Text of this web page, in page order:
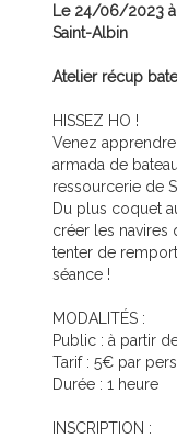
Le 24/06/2023 à
Saint-Albin
Atelier récup
HISSEZ HO !
Venez
armada de
ressourcerie de
Du plus coquet
créer les navires
tenter de
séance !
MODALITÉS :
Public : à partir
Tarif : 5€ par
Durée : 1 heure
INSCRIPTION :